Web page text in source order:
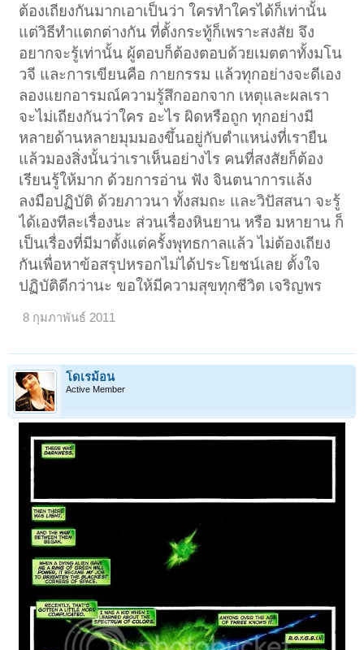
ต้องเถียงกันมากเอาเป็นว่า ใครทำใครได้ก็เท่านั้น
แต่วิธีทำแตกต่างกัน ที่ตั้งกระทู้ก็เพราะสงสัย จึง
อยากจะรู้เท่านั้น ผู้ตอบก็ต้องตอบด้วยเมตตาทั้งมโน
วจี และการเขียนคือ กายกรรม แล้วทุกอย่างจะดีเอง
ลองแยกอารมณ์ความรู้สึกออกจาก เหตุและผลเรา
จะไม่เถียงกันว่าใคร อะไร ผิดหรือถูก ทุกอย่างมี
หลายด้านหลายมุมมองขึ้นอยู่กับตำแหน่งที่เรายืน
แล้วมองสิ่งนั้นว่าเราเห็นอย่างไร คนที่สงสัยก็ต้อง
เรียนรู้ให้มาก ด้วยการอ่าน ฟัง จินตนาการแล้ง
ลงมือปฏิบัติ ด้วยภาวนา ทั้งสมถะ และวิปัสสนา จะรู้
ได้เองทีละเรื่องนะ ส่วนเรื่องหินยาน หรือ มหายาน ก็
เป็นเรื่องที่มีมาตั้งแต่ครั้งพุทธกาลแล้ว ไม่ต้องเถียง
กันเพื่อหาข้อสรุปหรอกไม่ได้ประโยชน์เลย ตั้งใจ
ปฏิบัติดีกว่านะ ขอให้มีความสุขทุกชีวิต เจริญพร
8 กุมภาพันธ์ 2011
โดเรม้อน
Active Member